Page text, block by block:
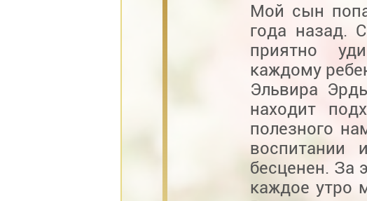
Мой сын
года назад.
приятно
каждому
Эльвира
находит
полезного
воспитании
бесценен. За
каждое утро